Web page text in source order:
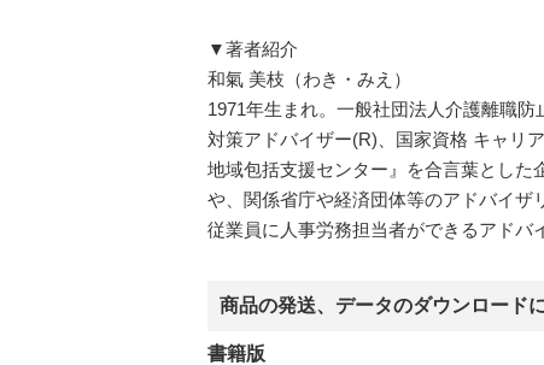
▼著者紹介
和氣 美枝（わき・みえ）
1971年生まれ。一般社団法人介護離職
対策アドバイザー(R)、国家資格 キャリ
地域包括支援センター』を合言葉とし
や、関係省庁や経済団体等のアドバイザ
従業員に人事労務担当者ができるアドバ
商品の発送、データのダウンロード
書籍版